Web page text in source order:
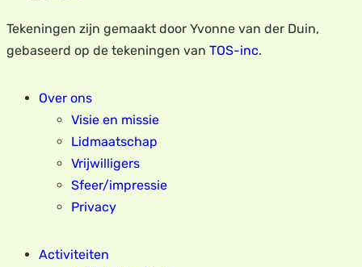
Tekeningen zijn gemaakt door Yvonne van der Duin,
gebaseerd op de tekeningen van TOS-inc.
Over ons
Visie en missie
Lidmaatschap
Vrijwilligers
Sfeer/impressie
Privacy
Activiteiten